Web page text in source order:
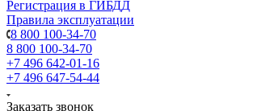
Регистрация в ГИБДД
Правила эксплуатации
8 800 100-34-70
8 800 100-34-70
+7 496 642-01-16
+7 496 647-54-44
Заказать звонок